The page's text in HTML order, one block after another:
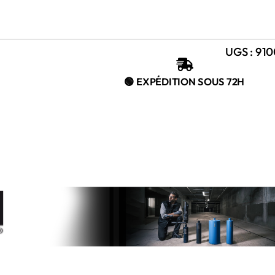
UGS :

🟢 EXPÉDITION SOUS 72H